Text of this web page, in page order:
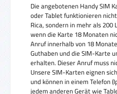
Die angebotenen Handy SIM
oder Tablet funktionieren
Rica, sondern in mehr als
wenn die Karte 18 Monaten
Anruf innerhalb von 18
Guthaben und die SIM-Karte
erhalten. Dieser Anruf muss
Unsere SIM-Karten eignen
und können in einem Telefon
jedem anderen Gerät wie